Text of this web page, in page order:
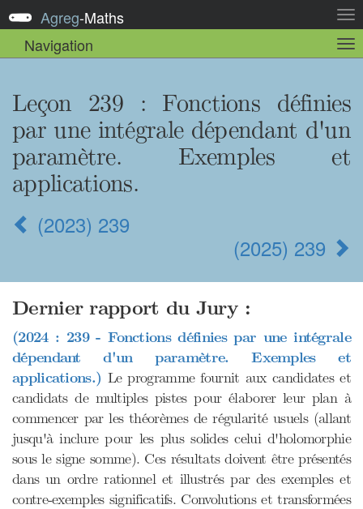
la
Agreg-Maths
Navigation
la
Leçon 239 : Fonctions définies
par une intégrale dépendant d'un
paramètre. Exemples et
applications.
(2023) 239
(2025) 239
Dernier rapport du Jury :
(2024 : 239 - Fonctions définies par une intégrale
dépendant d'un paramètre. Exemples et
applications.) Le programme fournit aux candidates et
candidats de multiples pistes pour élaborer leur plan à
commencer par les théorèmes de régularité usuels (allant
jusqu'à inclure pour les plus solides celui d'holomorphie
sous le signe somme). Ces résultats doivent être présentés
dans un ordre rationnel et illustrés par des exemples et
contre-exemples significatifs. Convolutions et transformées